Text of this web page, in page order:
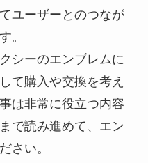
ユーザーとのつなが
。
シーのエンブレムに
て購入や交換を考え
は非常に役立つ内容
で読み進めて、エン
さい。